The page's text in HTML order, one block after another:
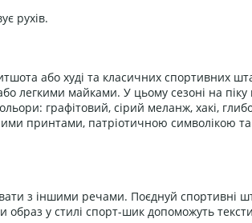
рухів.
або худі та класичних спортивних
легкими майками. У цьому сезоні на піку
графітовий, сірий меланж, хакі,
принтами, патріотичною символікою
з іншими речами. Поєднуй спортивні
у стилі спорт-шик допоможуть